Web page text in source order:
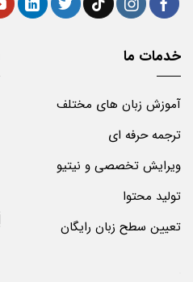
خدمات ما
آموزش زبان های مختلف
ترجمه حرفه ای
ویرایش تخصصی و نیتیو
تولید محتوا
تعیین سطح زبان رایگان